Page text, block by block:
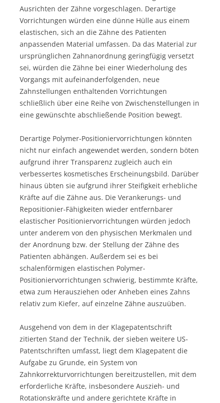
Ausrichten der Zähne vorgeschlagen. Derartige
Vorrichtungen würden eine dünne Hülle aus einem
elastischen, sich an die Zähne des Patienten
anpassenden Material umfassen. Da das Material zur
ursprünglichen Zahnanordnung geringfügig versetzt
sei, würden die Zähne bei einer Wiederholung des
Vorgangs mit aufeinanderfolgenden, neue
Zahnstellungen enthaltenden Vorrichtungen
schließlich über eine Reihe von Zwischenstellungen in
eine gewünschte abschließende Position bewegt.
Derartige Polymer-Positioniervorrichtungen könnten
nicht nur einfach angewendet werden, sondern böten
aufgrund ihrer Transparenz zugleich auch ein
verbessertes kosmetisches Erscheinungsbild. Darüber
hinaus übten sie aufgrund ihrer Steifigkeit erhebliche
Kräfte auf die Zähne aus. Die Verankerungs- und
Repositionier-Fähigkeiten wieder entfernbarer
elastischer Positioniervorrichtungen würden jedoch
unter anderem von den physischen Merkmalen und
der Anordnung bzw. der Stellung der Zähne des
Patienten abhängen. Außerdem sei es bei
schalenförmigen elastischen Polymer-
Positioniervorrichtungen schwierig, bestimmte Kräfte,
etwa zum Herausziehen oder Anheben eines Zahns
relativ zum Kiefer, auf einzelne Zähne auszuüben.
Ausgehend von dem in der Klagepatentschrift
zitierten Stand der Technik, der sieben weitere US-
Patentschriften umfasst, liegt dem Klagepatent die
Aufgabe zu Grunde, ein System von
Zahnkorrekturvorrichtungen bereitzustellen, mit dem
erforderliche Kräfte, insbesondere Auszieh- und
Rotationskräfte und andere gerichtete Kräfte in